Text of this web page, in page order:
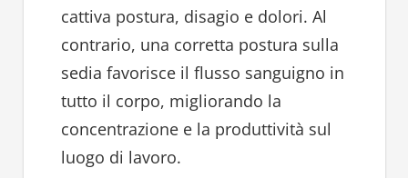
cattiva postura, disagio e dolori. Al
contrario, una corretta postura sulla
sedia favorisce il flusso sanguigno in
tutto il corpo, migliorando la
concentrazione e la produttività sul
luogo di lavoro.